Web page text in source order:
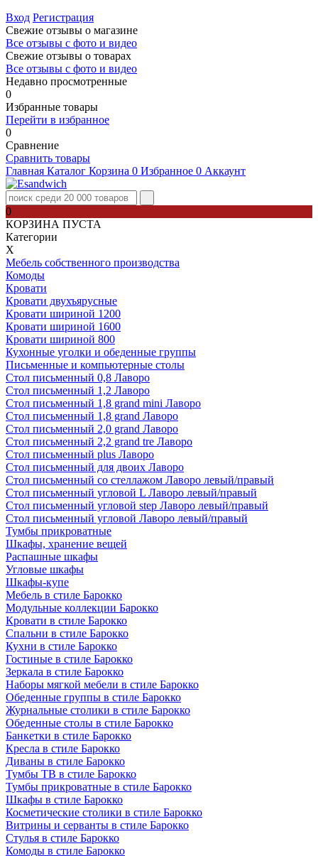
Вход Регистрация
Свежие отзывы о магазине
Все отзывы с фото и видео
Свежие отзывы о товарах
Все отзывы c фото и видео
Недавно просмотренные
0
Избранные товары
Перейти в избранное
0
Сравнение
Сравнить товары
Главная Каталог Корзина 0 Избранное 0 Аккаунт
0
КОРЗИНА ПУСТА
Категории
Х
Мебель собственного производства
Комоды
Кровати
Кровати двухъярусные
Кровати шириной 1200
Кровати шириной 1600
Кровати шириной 800
Кухонные уголки и обеденные группы
Письменные и компьютерные столы
Стол письменный 0,8 Лаворо
Стол письменный 1,2 Лаворо
Стол письменный 1,8 grand mini Лаворо
Стол письменный 1,8 grand Лаворо
Стол письменный 2,0 grand Лаворо
Стол письменный 2,2 grand tre Лаворо
Стол письменный plus Лаворо
Стол письменный для двоих Лаворо
Стол письменный со стеллажом Лаворо левый/правый
Стол письменный угловой L Лаворо левый/правый
Стол письменный угловой step Лаворо левый/правый
Стол письменный угловой Лаворо левый/правый
Тумбы прикроватные
Шкафы, хранение вещей
Распашные шкафы
Угловые шкафы
Шкафы-купе
Мебель в стиле Барокко
Модульные коллекции Барокко
Кровати в стиле Барокко
Спальни в стиле Барокко
Кухни в стиле Барокко
Гостиные в стиле Барокко
Зеркала в стиле Барокко
Наборы мягкой мебели в стиле Барокко
Обеденные группы в стиле Барокко
Журнальные столики в стиле Барокко
Обеденные столы в стиле Барокко
Банкетки в стиле Барокко
Кресла в стиле Барокко
Диваны в стиле Барокко
Тумбы ТВ в стиле Барокко
Тумбы прикроватные в стиле Барокко
Шкафы в стиле Барокко
Косметические столики в стиле Барокко
Витрины и серванты в стиле Барокко
Стулья в стиле Барокко
Комоды в стиле Барокко